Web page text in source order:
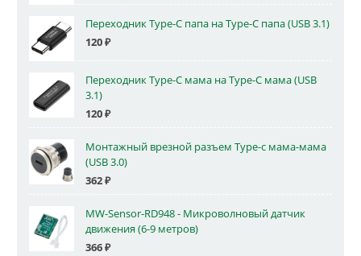
Переходник Type-C папа на Type-C папа (USB 3.1)
120₽
Переходник Type-C мама на Type-C мама (USB
3.1)
120₽
Монтажный врезной разъем Type-c мама-мама
(USB 3.0)
362₽
MW-Sensor-RD948 - Микроволновый датчик
движения (6-9 метров)
366₽